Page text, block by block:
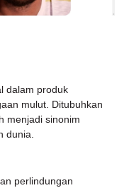
dalam produk
mulut. Ditubuhkan
menjadi sinonim
dunia.
perlindungan